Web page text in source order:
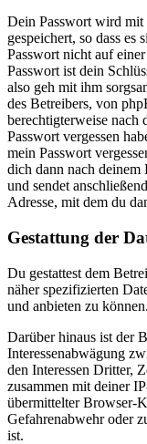
Dein Passwort wird mit
gespeichert, so dass es
Passwort nicht auf
Passwort ist dein
also geh mit ihm
des Betreibers, von
berechtigterweise nach
Passwort vergessen
mein Passwort
dich dann nach
und sendet
Adresse, mit dem du
Gestattung der
Du gestattest dem
näher spezifizierten
und anbieten zu können.
Darüber hinaus ist der
Interessenabwägung
den Interessen Dritter,
zusammen mit deiner
übermittelter Browser-
Gefahrenabwehr oder
ist.